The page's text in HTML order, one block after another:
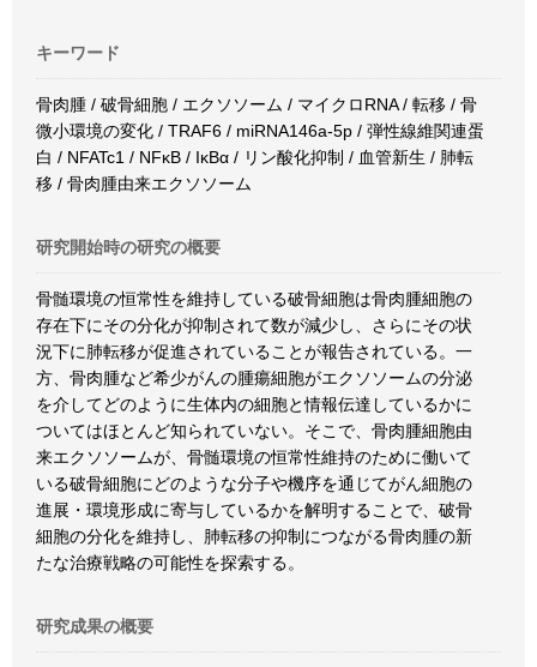
キーワード
骨肉腫 / 破骨細胞 / エクソソーム / マイクロRNA / 転移 / 骨
微小環境の変化 / TRAF6 / miRNA146a-5p / 弾性線維関連蛋
白 / NFATc1 / NFκB / IκBα / リン酸化抑制 / 血管新生 / 肺転
移 / 骨肉腫由来エクソソーム
研究開始時の研究の概要
骨髄環境の恒常性を維持している破骨細胞は骨肉腫細胞の
存在下にその分化が抑制されて数が減少し、さらにその状
況下に肺転移が促進されていることが報告されている。一
方、骨肉腫など希少がんの腫瘍細胞がエクソソームの分泌
を介してどのように生体内の細胞と情報伝達しているかに
ついてはほとんど知られていない。そこで、骨肉腫細胞由
来エクソソームが、骨髄環境の恒常性維持のために働いて
いる破骨細胞にどのような分子や機序を通じてがん細胞の
進展・環境形成に寄与しているかを解明することで、破骨
細胞の分化を維持し、肺転移の抑制につながる骨肉腫の新
たな治療戦略の可能性を探索する。
研究成果の概要